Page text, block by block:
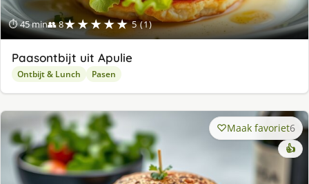
⏱ 45 min👥 8★★★★★ 5 (1)
Paasontbijt uit Apulie
Ontbijt & Lunch Pasen
Maak favoriet6
👍